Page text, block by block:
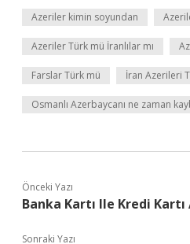
Azeriler kimin soyundan
Azeriler Türk mü İranlılar mı
Farslar Türk mü İran Azerileri
Osmanlı Azerbaycanı ne zaman
Önceki Yazı
Banka Kartı Ile Kredi
Sonraki Yazı